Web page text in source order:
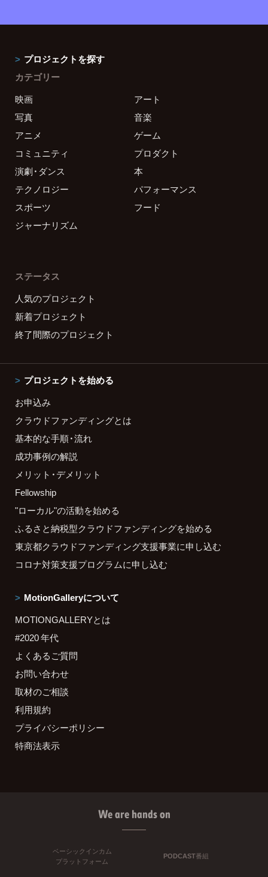
プロジェクトを探す
カテゴリー
映画
アート
写真
音楽
アニメ
ゲーム
コミュニティ
プロダクト
演劇・ダンス
本
テクノロジー
パフォーマンス
スポーツ
フード
ジャーナリズム
ステータス
人気のプロジェクト
新着プロジェクト
終了間際のプロジェクト
プロジェクトを始める
お申込み
クラウドファンディングとは
基本的な手順・流れ
成功事例の解説
メリット・デメリット
Fellowship
"ローカル"の活動を始める
ふるさと納税型クラウドファンディングを始める
東京都クラウドファンディング支援事業に申し込む
コロナ対策支援プログラムに申し込む
MotionGalleryについて
MOTIONGALLERYとは
#2020 年代
よくあるご質問
お問い合わせ
取材のご相談
利用規約
プライバシーポリシー
特商法表示
We are hands on
ベーシックインカム
プラットフォーム
PODCAST番組